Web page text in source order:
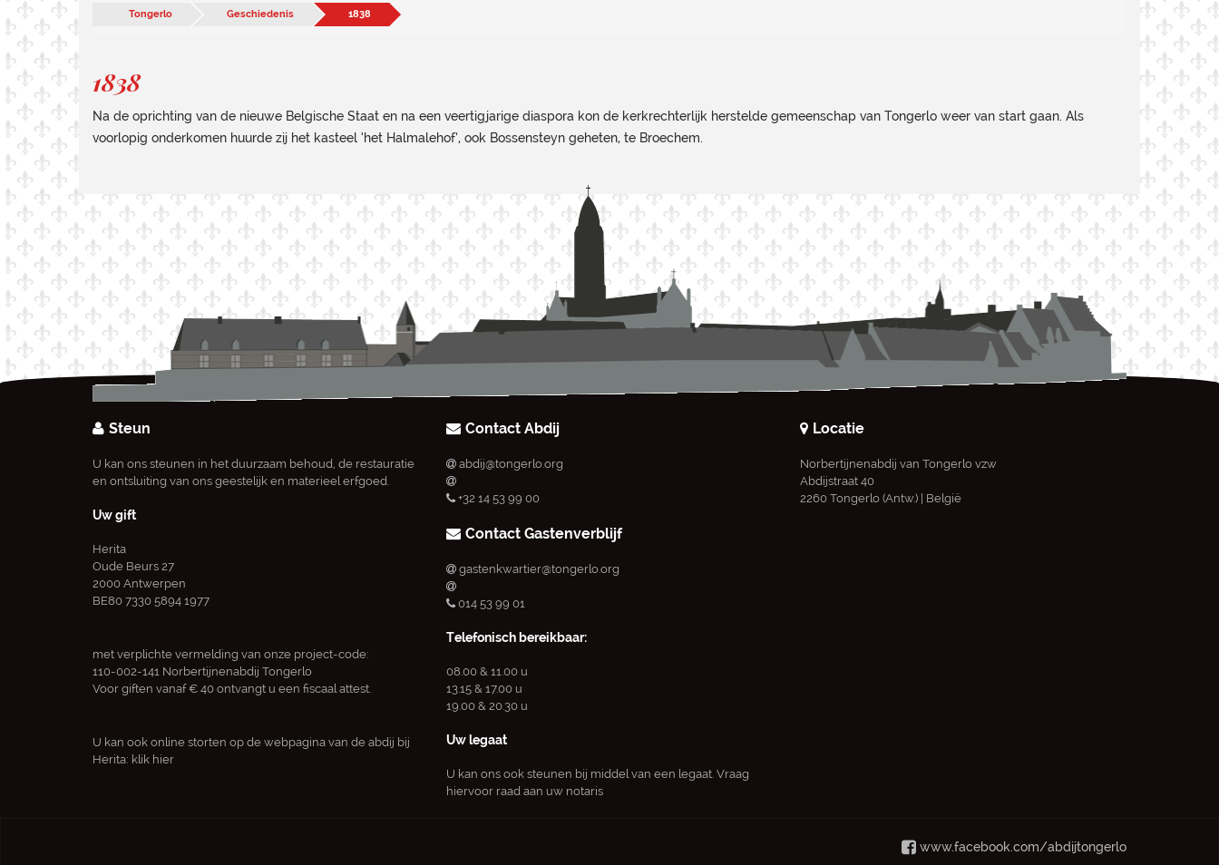
Tongerlo Geschiedenis 1838
1838
Na de oprichting van de nieuwe Belgische Staat en na een veertigjarige diaspora kon de kerkrechterlijk herstelde gemeenschap van Tongerlo weer van start gaan. Als
voorlopig onderkomen huurde zij het kasteel ‘het Halmalehof’, ook Bossensteyn geheten, te Broechem.
Steun
U kan ons steunen in het duurzaam behoud, de restauratie
en ontsluiting van ons geestelijk en materieel erfgoed.
Uw gift
Herita
Oude Beurs 27
2000 Antwerpen
BE80 7330 5894 1977
met verplichte vermelding van onze project-code:
110-002-141 Norbertijnenabdij Tongerlo
Voor giften vanaf € 40 ontvangt u een fiscaal attest.
U kan ook online storten op de webpagina van de abdij bij
Herita: klik hier
Contact Abdij
abdij@tongerlo.org
+32 14 53 99 00
Contact Gastenverblijf
gastenkwartier@tongerlo.org
014 53 99 01
Telefonisch bereikbaar:
08.00 & 11.00 u
13.15 & 17.00 u
19.00 & 20.30 u
Uw legaat
U kan ons ook steunen bij middel van een legaat. Vraag
hiervoor raad aan uw notaris
Locatie
Norbertijnenabdij van Tongerlo vzw
Abdijstraat 40
2260 Tongerlo (Antw.) | België
www.facebook.com/abdijtongerlo